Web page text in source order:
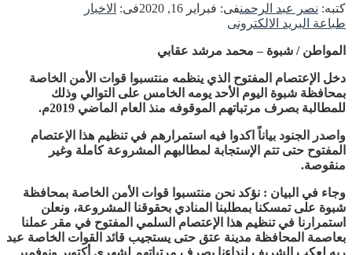
كتبه: نصر عبد الرحمنفى: فبراير 16, 2020 فى: الاخبار
طباعة البريد الالكترونى
المواطن / شبوة – محمد مرشد عقابي
دخل الإعتصام المفتوح الذي ينظمه منتسبوا قوات الأمن الخاصة
بمحافظة شبوة اليوم الأحد يومه الخامس على التوالي وذلك
للمطالبة بصرف مرتباتهم الموقوفه منذ العام الماضي 2019م.
واصدر الجنود بياناً اكدوا فيه استمرارهم في تنظيم هذا الإعتصام
المفتوح حتى تتم الإستجابة لمطالبهم المشروعة كاملة وغير
منقوصة.
وجاء في البيان : نؤكد نحن منتسبوا قوات الأمن الخاصة بمحافظة
شبوة على تمسكنا بمطلبنا المنادي بحقوقنا المشروعة، ونعلن
استمرارنا في تنظيم هذا الإعتصام السلمي المفتوح في مقر عملنا
بعاصمة المحافظة مدينة عتق حتى يستجيب قائد القوات الخاصة عبد
ربه لعكب الشريف لنداءنا بصرف مرتباتهم لشهري أكتوبر ونوفمبر